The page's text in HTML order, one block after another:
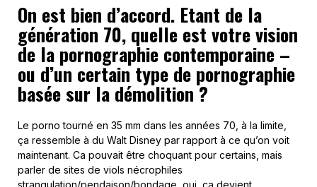
On est bien d’accord. Etant de la
génération 70, quelle est votre vision
de la pornographie contemporaine –
ou d’un certain type de pornographie
basée sur la démolition ?
Le porno tourné en 35 mm dans les années 70, à la limite,
ça ressemble à du Walt Disney par rapport à ce qu’on voit
maintenant. Ca pouvait être choquant pour certains, mais
parler de sites de viols nécrophiles
strangulation/pendaison/bondage, oui, ça devient